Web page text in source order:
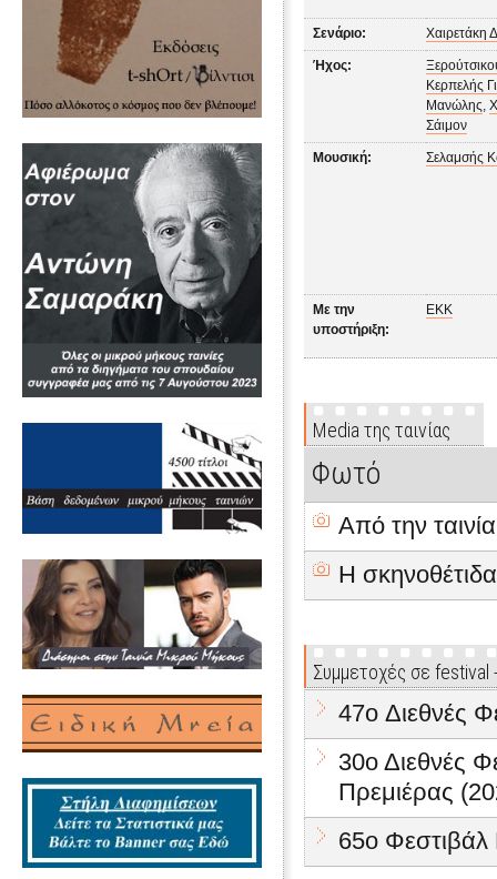
Σενάριο: Χαιρετάκη
Ήχος:
Κερπελής
Μανώλης,
Σάιμον
Μουσική: Σελαμσής
Με την
υποστήριξη:
ΕΚΚ
Media της ταινίας
Φωτό
Από την ταινία
Η σκηνοθέτιδα
Συμμετοχές σε
47o Διεθνές
30ο Διεθνές
Πρεμιέρας
65ο